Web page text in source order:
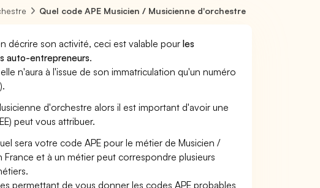
Quel code APE Musicien / Musicienne d'orchestre
décrire son activité, ceci est valable pourles
auto-entrepreneurs.
n'aura à l'issue de son immatriculation qu'un numéro
d'orchestre alors il est important d'avoir une
peut vous attribuer.
sera votre code APE pour le métier de Musicien /
France et à un métier peut correspondre plusieurs
permettant de vous donner les codes APE probables